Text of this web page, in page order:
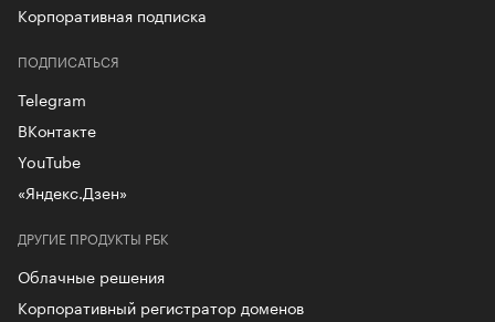
Корпоративная подписка
ДРУГИЕ ПРОДУКТЫ РБК
Облачные решения
Корпоративный регистратор доменов
ПОДПИСАТЬСЯ
Telegram
ВКонтакте
YouTube
«Яндекс.Дзен»